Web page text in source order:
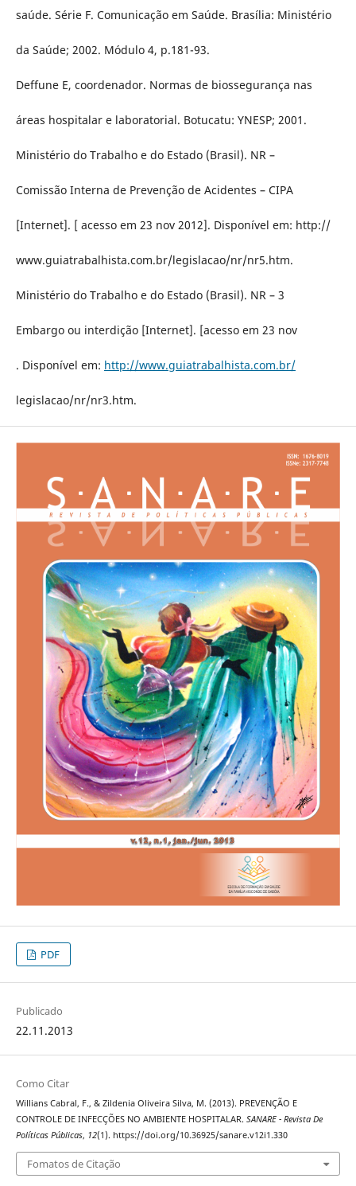
saúde. Série F. Comunicação em Saúde. Brasília: Ministério
da Saúde; 2002. Módulo 4, p.181-93.
Deffune E, coordenador. Normas de biossegurança nas
áreas hospitalar e laboratorial. Botucatu: YNESP; 2001.
Ministério do Trabalho e do Estado (Brasil). NR –
Comissão Interna de Prevenção de Acidentes – CIPA
[Internet]. [ acesso em 23 nov 2012]. Disponível em: http://
www.guiatrabalhista.com.br/legislacao/nr/nr5.htm.
Ministério do Trabalho e do Estado (Brasil). NR – 3
Embargo ou interdição [Internet]. [acesso em 23 nov
. Disponível em: http://www.guiatrabalhista.com.br/
legislacao/nr/nr3.htm.
PDF
Publicado
22.11.2013
Como Citar
Willians Cabral, F., & Zildenia Oliveira Silva, M. (2013). PREVENÇÃO E
CONTROLE DE INFECÇÕES NO AMBIENTE HOSPITALAR. SANARE - Revista De
Políticas Públicas, 12(1). https://doi.org/10.36925/sanare.v12i1.330
Fomatos de Citação